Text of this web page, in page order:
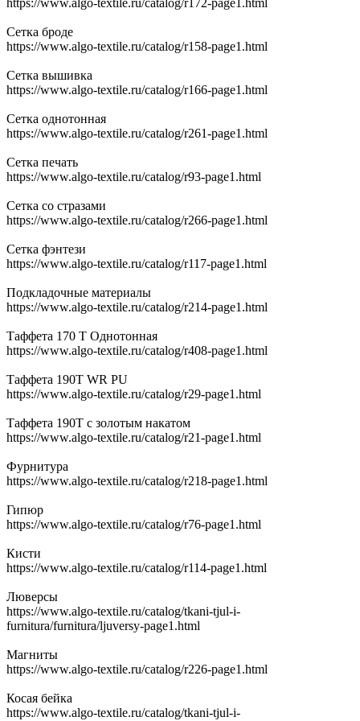
Сетка броде
https://www.algo-textile.ru/catalog/r158-page1.html
Сетка вышивка
https://www.algo-textile.ru/catalog/r166-page1.html
Сетка однотонная
https://www.algo-textile.ru/catalog/r261-page1.html
Сетка печать
https://www.algo-textile.ru/catalog/r93-page1.html
Сетка со стразами
https://www.algo-textile.ru/catalog/r266-page1.html
Сетка фэнтези
https://www.algo-textile.ru/catalog/r117-page1.html
Подкладочные материалы
https://www.algo-textile.ru/catalog/r214-page1.html
Таффета 170 Т Однотонная
https://www.algo-textile.ru/catalog/r408-page1.html
Таффета 190Т WR PU
https://www.algo-textile.ru/catalog/r29-page1.html
Таффета 190Т с золотым накатом
https://www.algo-textile.ru/catalog/r21-page1.html
Фурнитура
https://www.algo-textile.ru/catalog/r218-page1.html
Гипюр
https://www.algo-textile.ru/catalog/r76-page1.html
Кисти
https://www.algo-textile.ru/catalog/r114-page1.html
Люверсы
https://www.algo-textile.ru/catalog/tkani-tjul-i-
furnitura/furnitura/ljuversy-page1.html
Магниты
https://www.algo-textile.ru/catalog/r226-page1.html
Косая бейка
https://www.algo-textile.ru/catalog/tkani-tjul-i-